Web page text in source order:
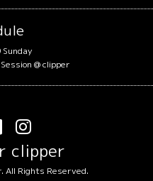
Sunday
@ clipper
clipper
. All Rights Reserved.